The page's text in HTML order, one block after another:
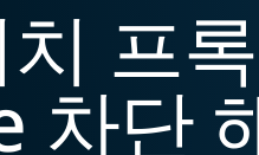
프
차단